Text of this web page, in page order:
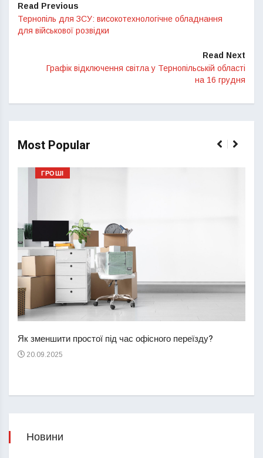
Read Previous
Тернопіль для ЗСУ: високотехнологічне обладнання
для військової розвідки
Read Next
Графік відключення світла у Тернопільській області
на 16 грудня
Most Popular
ГРОШІ
Як зменшити простої під час офісного переїзду?
20.09.2025
Новини